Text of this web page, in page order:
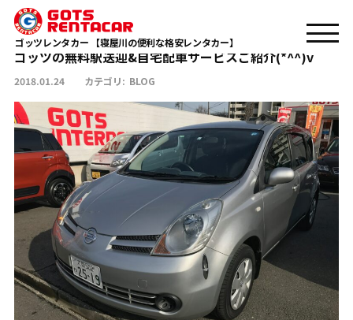
ゴッツレンタカー 【寝屋川の便利な格安レンタカー】
TOP BLOG
ゴッツの無料駅送迎&自宅配車サービスご紹介(*^^)v
2018.01.24 カテゴリ: BLOG